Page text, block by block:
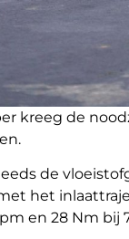
kreeg de
de
het
en 28 Nm bij